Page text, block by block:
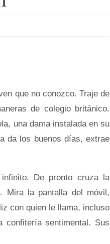
que no conozco. Traje de
de colegio británico.
una dama instalada en su
da los buenos días, extrae
De pronto cruza la
Mira la pantalla del móvil,
con quien le llama, incluso
confitería sentimental. Sus